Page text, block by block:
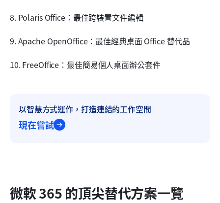
8. Polaris Office：最佳跨裝置文件編輯
9. Apache OpenOffice：最佳經典桌面 Office 替代品
10. FreeOffice：最佳簡易個人桌面辦公套件
以智慧方式運作，打造連結的工作空間
現在嘗試
微軟 365 的頂尖替代方案一覽